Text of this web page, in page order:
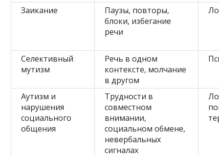
Заикание
Паузы, повторы,
блоки, избегание
речи
Селективный
мутизм
Речь в одном
контексте, молчание
в другом
Аутизм и
нарушения
социального
общения
Трудности в
совместном
внимании,
социальном обмене,
невербальных
сигналах